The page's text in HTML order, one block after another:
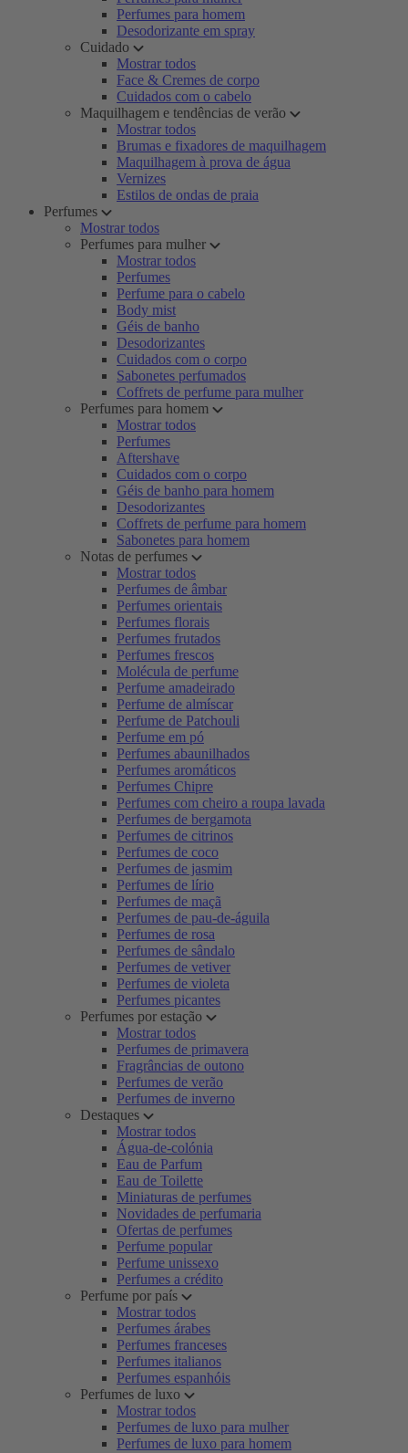
Perfumes para homem
Desodorizante em spray
Cuidado
Mostrar todos
Face & Cremes de corpo
Cuidados com o cabelo
Maquilhagem e tendências de verão
Mostrar todos
Brumas e fixadores de maquilhagem
Maquilhagem à prova de água
Vernizes
Estilos de ondas de praia
Perfumes
Mostrar todos
Perfumes para mulher
Mostrar todos
Perfumes
Perfume para o cabelo
Body mist
Géis de banho
Desodorizantes
Cuidados com o corpo
Sabonetes perfumados
Coffrets de perfume para mulher
Perfumes para homem
Mostrar todos
Perfumes
Aftershave
Cuidados com o corpo
Géis de banho para homem
Desodorizantes
Coffrets de perfume para homem
Sabonetes para homem
Notas de perfumes
Mostrar todos
Perfumes de âmbar
Perfumes orientais
Perfumes florais
Perfumes frutados
Perfumes frescos
Molécula de perfume
Perfume amadeirado
Perfume de almíscar
Perfume de Patchouli
Perfume em pó
Perfumes abaunilhados
Perfumes aromáticos
Perfumes Chipre
Perfumes com cheiro a roupa lavada
Perfumes de bergamota
Perfumes de citrinos
Perfumes de coco
Perfumes de jasmim
Perfumes de lírio
Perfumes de maçã
Perfumes de pau-de-águila
Perfumes de rosa
Perfumes de sândalo
Perfumes de vetiver
Perfumes de violeta
Perfumes picantes
Perfumes por estação
Mostrar todos
Perfumes de primavera
Fragrâncias de outono
Perfumes de verão
Perfumes de inverno
Destaques
Mostrar todos
Água-de-colónia
Eau de Parfum
Eau de Toilette
Miniaturas de perfumes
Novidades de perfumaria
Ofertas de perfumes
Perfume popular
Perfume unissexo
Perfumes a crédito
Perfume por país
Mostrar todos
Perfumes árabes
Perfumes franceses
Perfumes italianos
Perfumes espanhóis
Perfumes de luxo
Mostrar todos
Perfumes de luxo para mulher
Perfumes de luxo para homem